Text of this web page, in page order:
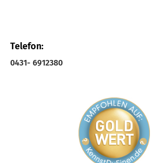
Telefon:
0431- 6912380